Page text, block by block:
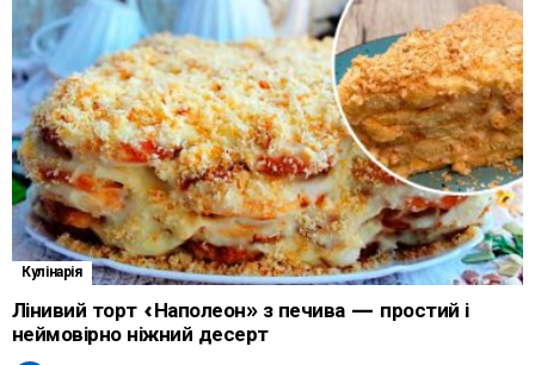
Кулінарія
Лінивий торт «Наполеон» з печива — простий і
неймовірно ніжний десерт